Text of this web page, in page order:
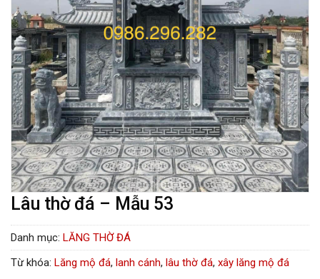
Lâu thờ đá – Mẫu 53
Danh mục: LĂNG THỜ ĐÁ
Từ khóa: Lăng mộ đá, lanh cánh, lâu thờ đá, xây lăng mộ đá